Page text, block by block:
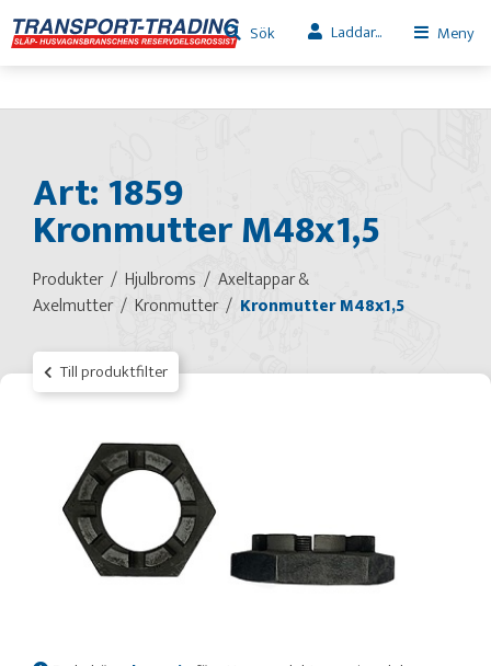
Sök Laddar... Meny
Art: 1859
Kronmutter M48x1,5
Produkter Hjulbroms
Axeltappar &
Axelmutter
Kronmutter Kronmutter M48x1,5
Till produktfilter